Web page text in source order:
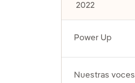
2022
Power Up
Nuestras voces